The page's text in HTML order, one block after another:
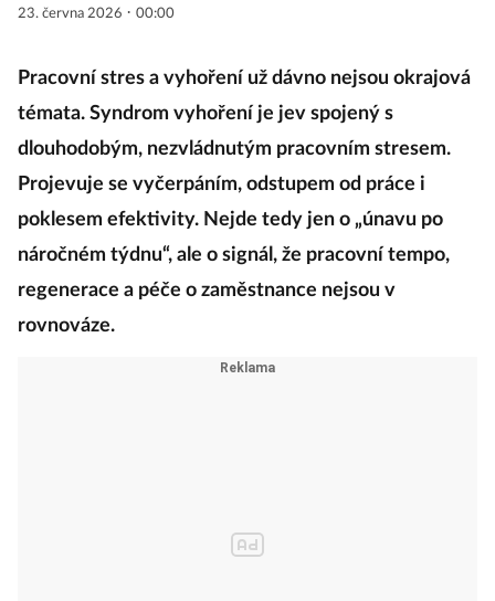
23. června 2026 · 00:00
Pracovní stres a vyhoření už dávno nejsou okrajová
témata. Syndrom vyhoření je jev spojený s
dlouhodobým, nezvládnutým pracovním stresem.
Projevuje se vyčerpáním, odstupem od práce i
poklesem efektivity. Nejde tedy jen o „únavu po
náročném týdnu“, ale o signál, že pracovní tempo,
regenerace a péče o zaměstnance nejsou v
rovnováze.